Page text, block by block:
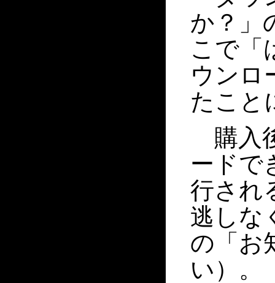
か？」
こで「
ウンロ
たこと
購入
ードで
行され
逃しな
の「お
い）。